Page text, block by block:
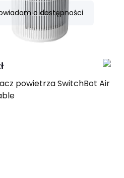
o dostępności
powietrza SwitchBot Air